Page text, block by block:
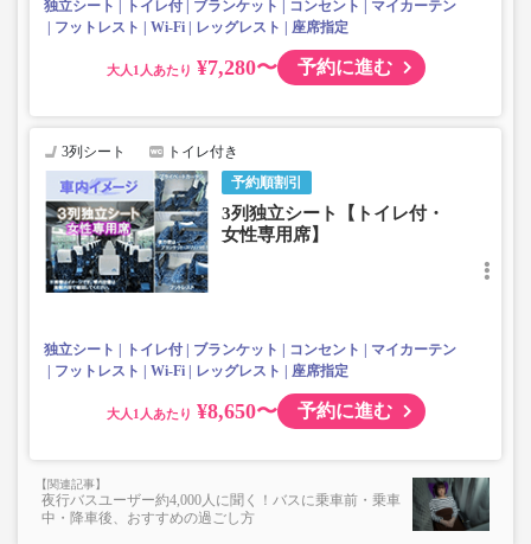
独立シート トイレ付 ブランケット コンセント
マイカーテン
フットレスト
Wi-Fi レッグレスト 座席指定
大人 ¥7,280〜 予約に進む
予約順割引
3列シート トイレ付き
3列独立シート【トイレ付・
女性専用席】
独立シート トイレ付 ブランケット コンセント
マイカーテン
フットレスト
Wi-Fi レッグレスト 座席指定
大人 ¥8,650〜 予約に進む
夜行バスユーザー約4,000人に聞く！バスに乗車前・乗車
中・降車後、おすすめの過ごし方